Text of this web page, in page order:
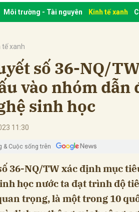
Môi trường - Tài nguyên Kinh tế xanh
tế xanh
số 36-NQ/
vào nhóm dẫn
sinh học
11:30
& Cuộc sống trên
36-NQ/TW xác định mục
học nước ta đạt trình độ
trọng, là một trong 10